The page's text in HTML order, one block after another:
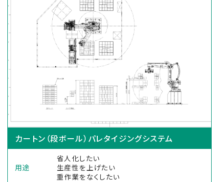
カートン（段ボール）パレタイジングシステム
用途
省人化したい
生産性を上げたい
重作業をなくしたい